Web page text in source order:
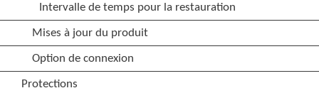
Intervalle de temps pour la restauration
Mises à jour du produit
Option de connexion
Protections